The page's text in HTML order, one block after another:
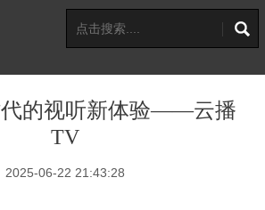
代的视听新体验——云播
TV
2025-06-22 21:43:28